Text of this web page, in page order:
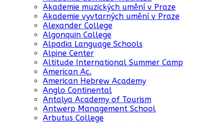
Akademie muzických umění v Praze
Akademie vyvtarných umění v Praze
Alexander College
Algonquin College
Alpadia Language Schools
Alpine Center
Altitude International Summer Camp
American Ac.
American Hebrew Academy
Anglo Continental
Antalya Academy of Tourism
Antwerp Management School
Arbutus College